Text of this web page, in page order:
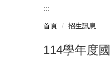
:::
首頁 招生訊息
114學年度